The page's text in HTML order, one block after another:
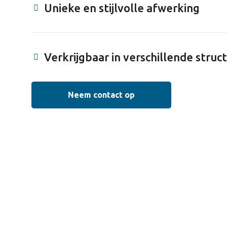
Unieke en stijlvolle afwerking
Verkrijgbaar in verschillende
Neem contact op